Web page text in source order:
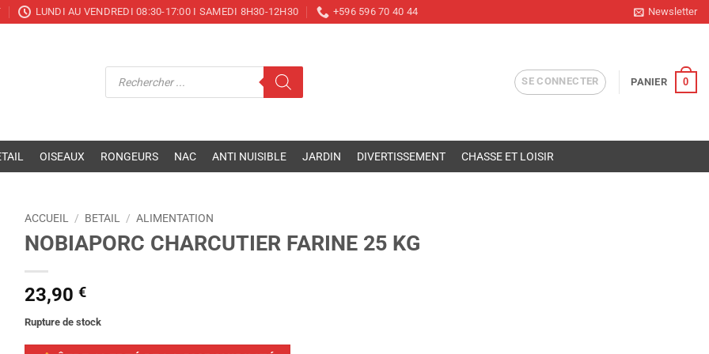
LUNDI AU VENDREDI 08:30-17:00 I SAMEDI 8H30-12H30 +596 596 70 40 44 Newsletter
Recherche
SE CONNECTER PANIER 0
OISEAUX RONGEURS NAC ANTI NUISIBLE JARDIN DIVERTISSEMENT CHASSE ET LOISIR
ACCUEIL / BETAIL / ALIMENTATION
NOBIAPORC CHARCUTIER FARINE 25 KG
23,90 €
Rupture de stock